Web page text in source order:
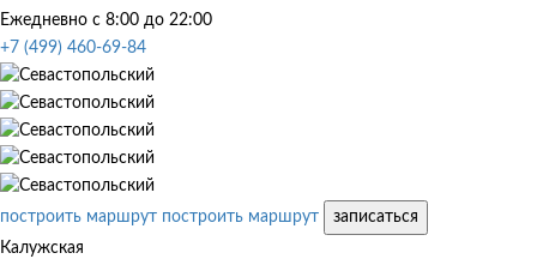
Ежедневно с 8:00 до 22:00
+7 (499) 460-69-84
построить маршрут построить маршрут
записаться
Калужская